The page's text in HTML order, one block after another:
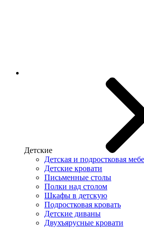
Детские
Детская и подростковая
Детские кровати
Письменные столы
Полки над столом
Шкафы в детскую
Подростковая кровать
Детские диваны
Двухъярусные кровати